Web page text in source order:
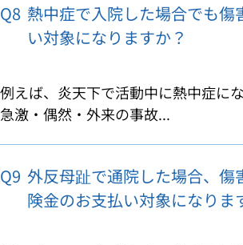
Q8 熱中症で入院した場合でも傷
い対象になりますか？
例えば、炎天下で活動中に熱中症にな
急激・偶然・外来の事故...
Q9 外反母趾で通院した場合、傷
険金のお支払い対象になりま